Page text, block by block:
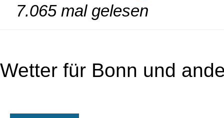
7.065 mal gelesen
Wetter für Bonn und